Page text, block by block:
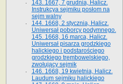
143. 1667, 7 grudnia, Halicz.
Instrukcya sejmiku posłom na
sejm walny
144. 1668, 2 stycznia, Halicz.
Uniwersał poborcy podymnego.
145. 1668, 16 marca, Halicz.
Uniwersał pisarza grodzkiego
halickiego i podstarościego
grodzkiego trembowelskiego,
zwołujący sejmik
146. 1668, 19 kwietnia, Halicz.
Laudum sejmiku halickiego